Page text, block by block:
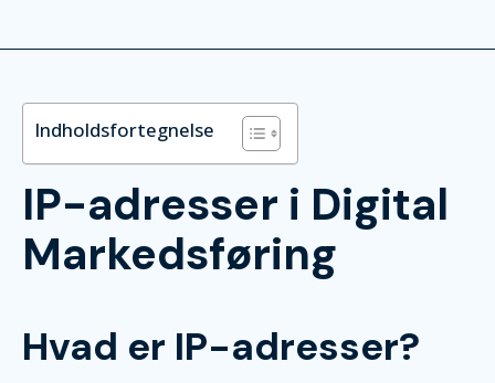
Indholdsfortegnelse
IP-adresser i Digital
Markedsføring
Hvad er IP-adresser?